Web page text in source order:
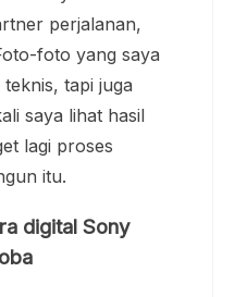
perjalanan,
foto yang saya
tapi juga
saya lihat hasil
lagi proses
itu.
digital Sony